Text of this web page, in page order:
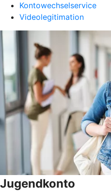
Kontowechselservice
Videolegitimation
Jugendkonto